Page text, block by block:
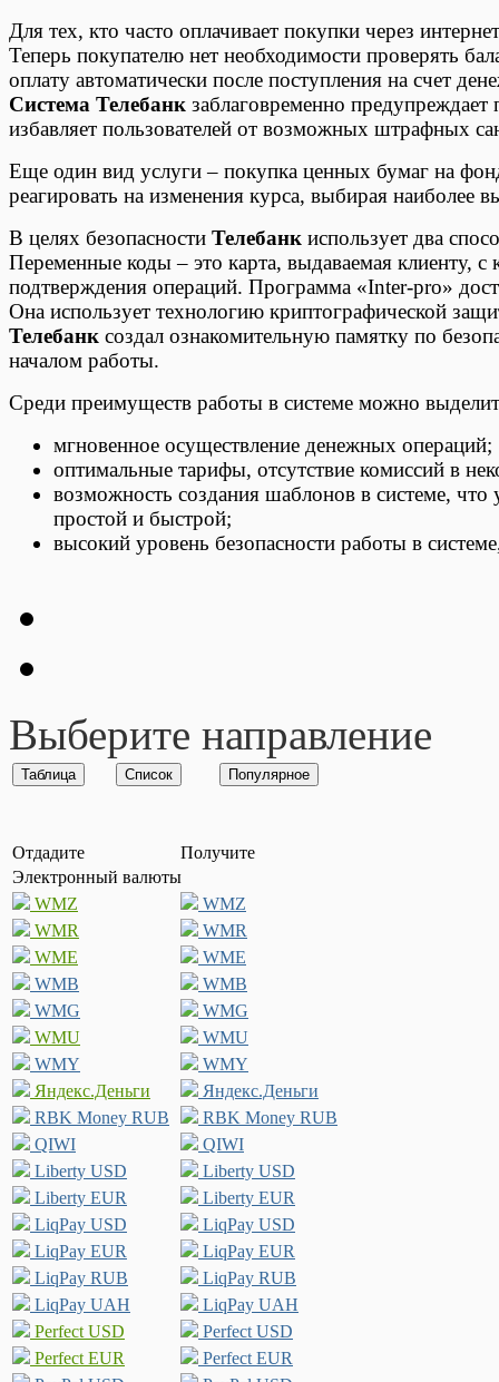
Для тех, кто часто оплачивает покупки через
Теперь покупателю нет необходимости проверять
оплату автоматически после поступления на счет
Система Телебанк заблаговременно
избавляет пользователей от возможных штрафных
Еще один вид услуги – покупка ценных бумаг на
реагировать на изменения курса, выбирая наиболее
В целях безопасности Телебанк использует два
Переменные коды – это карта, выдаваемая клиенту,
подтверждения операций. Программа «Inter-pro»
Она использует технологию криптографической
Телебанк создал ознакомительную памятку по
началом работы.
Среди преимуществ работы в системе можно
мгновенное осуществление денежных операций;
оптимальные тарифы, отсутствие комиссий в
возможность создания шаблонов в системе,
простой и быстрой;
высокий уровень безопасности работы в
Выберите направление
Отдадите
Получите
Электронный валюты
WMZ
WMZ
WMR
WMR
WME
WME
WMB
WMB
WMG
WMG
WMU
WMU
WMY
WMY
Яндекс.Деньги
Яндекс.Деньги
RBK Money RUB
RBK Money RUB
QIWI
QIWI
Liberty USD
Liberty USD
Liberty EUR
Liberty EUR
LiqPay USD
LiqPay USD
LiqPay EUR
LiqPay EUR
LiqPay RUB
LiqPay RUB
LiqPay UAH
LiqPay UAH
Perfect USD
Perfect USD
Perfect EUR
Perfect EUR